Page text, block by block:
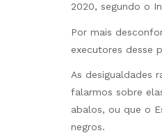
2020, segundo o
Por mais
executores desse
As desigualdades
falarmos sobre
abalos, ou que o
negros.